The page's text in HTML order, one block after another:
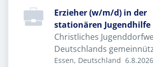
Erzieher (w/m/d) in der
stationären Jugendhilfe
Christliches
Deutschlands
(CJD)
Essen, Deutschland 6.8.2026